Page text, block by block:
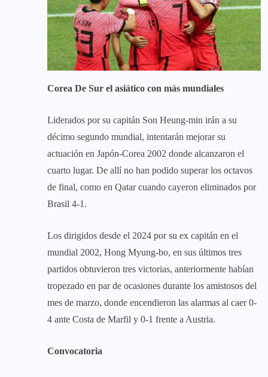
Corea De Sur el asiático con más mundiales
Liderados por su capitán Son Heung-min irán a su
décimo segundo mundial, intentarán mejorar su
actuación en Japón-Corea 2002 donde alcanzaron el
cuarto lugar. De allí no han podido superar los octavos
de final, como en Qatar cuando cayeron eliminados por
Brasil 4-1.
Los dirigidos desde el 2024 por su ex capitán en el
mundial 2002, Hong Myung-bo, en sus últimos tres
partidos obtuvieron tres victorias, anteriormente habían
tropezado en par de ocasiones durante los amistosos del
mes de marzo, donde encendieron las alarmas al caer 0-
4 ante Costa de Marfil y 0-1 frente a Austria.
Convocatoria